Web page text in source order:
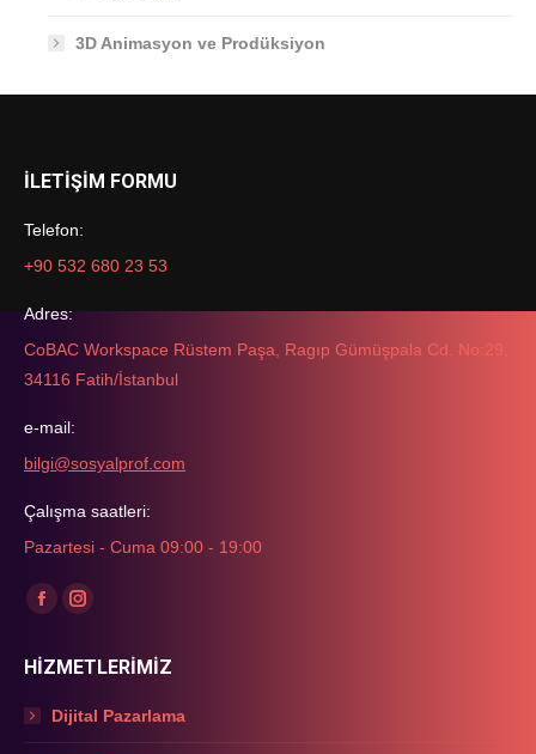
3D Animasyon ve Prodüksiyon
İLETİŞİM FORMU
Telefon:
+90 532 680 23 53
Adres:
CoBAC Workspace Rüstem Paşa, Ragıp Gümüşpala Cd. No:29,
34116 Fatih/İstanbul
e-mail:
bilgi@sosyalprof.com
Çalışma saatleri:
Pazartesi - Cuma 09:00 - 19:00
Find us on:
Facebook
opens
in
Instagram
opens
in
HİZMETLERİMİZ
Dijital Pazarlama